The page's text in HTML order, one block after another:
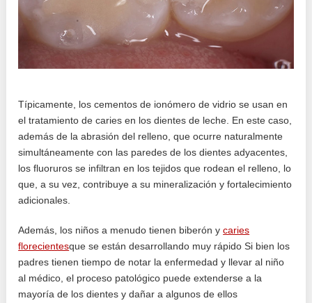
Típicamente, los cementos de ionómero de vidrio se usan en
el tratamiento de caries en los dientes de leche. En este caso,
además de la abrasión del relleno, que ocurre naturalmente
simultáneamente con las paredes de los dientes adyacentes,
los fluoruros se infiltran en los tejidos que rodean el relleno, lo
que, a su vez, contribuye a su mineralización y fortalecimiento
adicionales.
Además, los niños a menudo tienen biberón ycaries
florecientesque se están desarrollando muy rápido Si bien los
padres tienen tiempo de notar la enfermedad y llevar al niño
al médico, el proceso patológico puede extenderse a la
mayoría de los dientes y dañar a algunos de ellos